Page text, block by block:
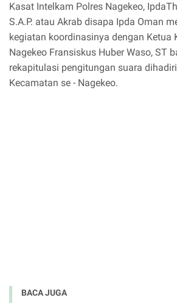
Kasat Intelkam Polres Nagekeo,
S.A.P. atau Akrab disapa Ipda Oman
kegiatan koordinasinya dengan Ketua
Nagekeo Fransiskus Huber Waso, ST
rekapitulasi pengitungan suara
Kecamatan se - Nagekeo.
BACA JUGA